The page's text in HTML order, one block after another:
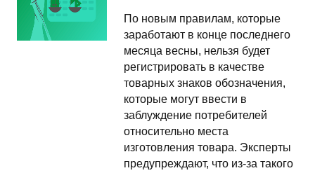
По новым правилам, которые
заработают в конце последнего
месяца весны, нельзя будет
регистрировать в качестве
товарных знаков обозначения,
которые могут ввести в
заблуждение потребителей
относительно места
изготовления товара. Эксперты
предупреждают, что из-за такого